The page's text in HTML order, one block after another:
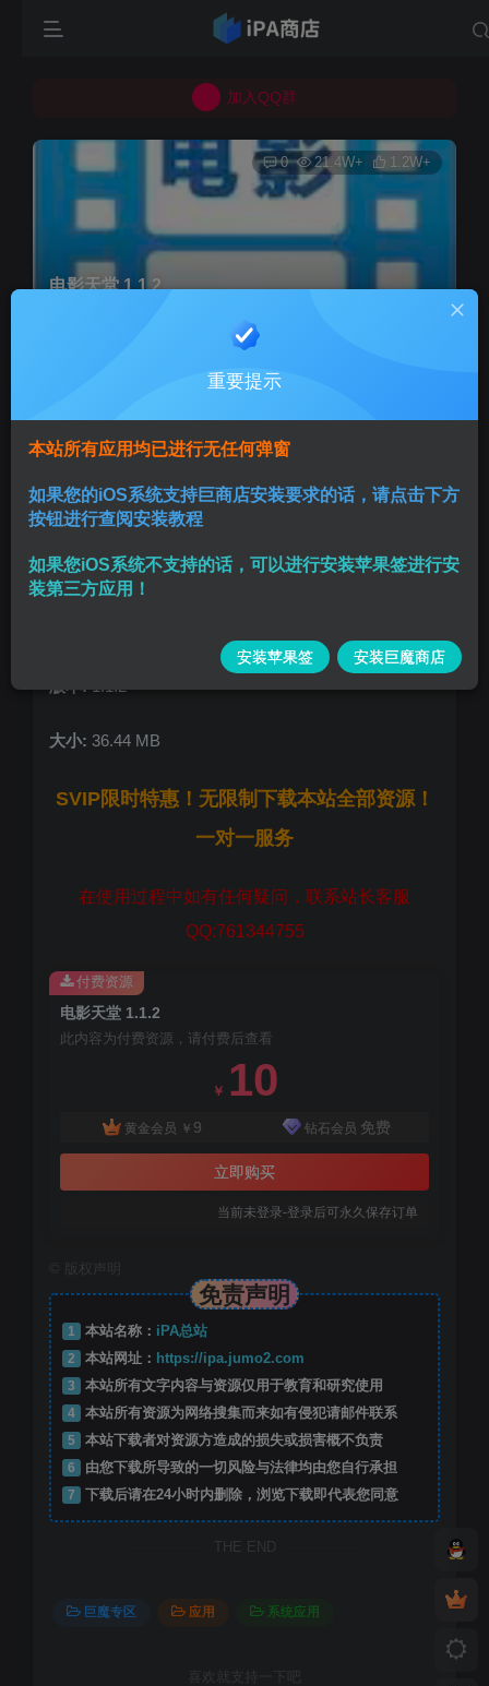
所有上传的应用 均已通过 严格的安全检测
加入QQ群
电影天堂 1.1.2
0 21.4W+ 1.2W+
蓝光高清 片源稳定流畅 有4K
去除所有广告
首次打开需变身，变身方法:意见反馈 中 输入: dytt
版本:1.1.2
大小: 36.44 MB
SVIP限时特惠！无限制下载本站全部资源！
一对一服务
在使用过程中如有任何疑问，联系站长客服
QQ:761344755
电影天堂 1.1.2
此内容为付费资源，请付费后查看
￥ 10
黄金会员 ￥ 9 钻石会员 免费
立即购买
当前未登录-登录后可永久保存订单
付费资源
版权声明
免责声明
1 本站名称： iPA总站
2
本站网址： https://ipa.jumo2.com
3
本站所有文字内容与资源仅用于教育和研究使用
4
本站所有资源为网络搜集而来如有侵犯请邮件联系
5
本站下载者对资源方造成的损失或损害概不负责
6
由您下载所导致的一切风险与法律均由您自行承担
7
下载后请在24小时内删除，浏览下载即代表您同意
THE END
巨魔专区 应用 系统应用
喜欢就支持一下吧
重要提示
本站所有应用均已进行无任何弹窗
如果您的iOS系统支持巨商店安装要求的话，请点击下方
按钮进行查阅安装教程
如果您iOS系统不支持的话，可以进行安装苹果签进行安
装第三方应用！
安装苹果签 安装巨魔商店